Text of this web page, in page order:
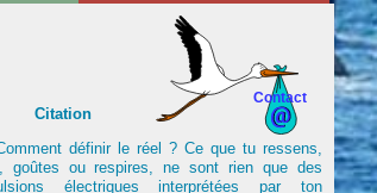
Contact
Citation
définir le réel ? Ce que tu ressens,
goûtes ou respires, ne sont rien que des
électriques interprétées par ton